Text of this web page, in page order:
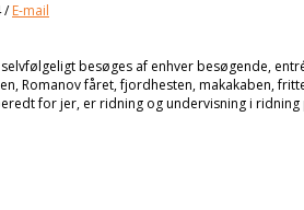
/E-mail
besøges af enhver besøgende,
Romanov fåret, fjordhesten, makakaben,
for jer, er ridning og undervisning i ridning